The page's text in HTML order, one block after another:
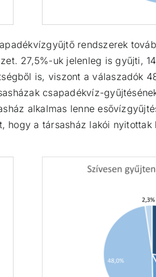
rendszerek
27,5%-uk jelenleg is gyűjti,
is, viszont a válaszadók
csapadékvíz-
alkalmas lenne
a társasház lakói